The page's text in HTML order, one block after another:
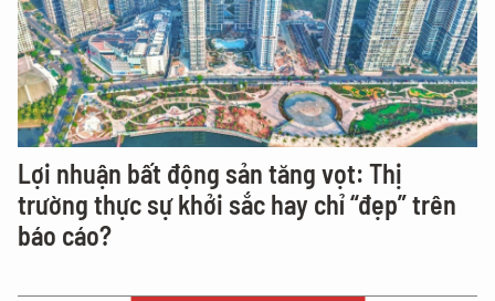
Lợi nhuận bất động sản tăng vọt: Thị
trường thực sự khởi sắc hay chỉ “đẹp” trên
báo cáo?